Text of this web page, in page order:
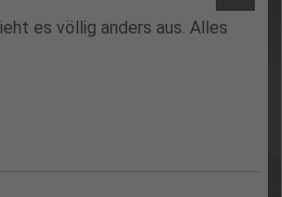
es völlig anders aus. Alles